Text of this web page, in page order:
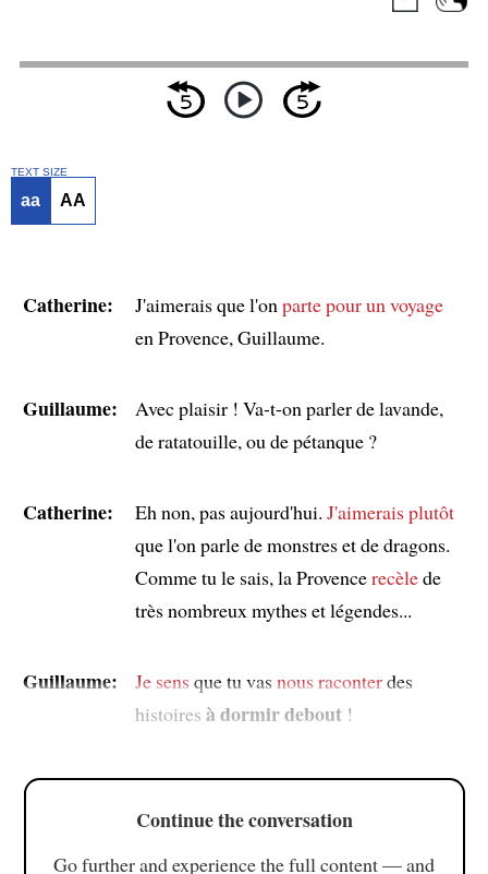
TEXT SIZE
aa AA
Catherine: J'aimerais que l'on parte pour un voyage
en Provence, Guillaume.
Guillaume:
Avec plaisir ! Va-t-on parler de lavande,
de ratatouille, ou de pétanque ?
Catherine: Eh non, pas aujourd'hui. J'aimerais plutôt
que l'on parle de monstres et de dragons.
Comme tu le sais, la Provencerecèlede
très nombreux mythes et légendes...
Guillaume: Je sens que tu vas nous raconterdes
histoires à dormir debout!
Continue the conversation
Go further and experience the full content — and